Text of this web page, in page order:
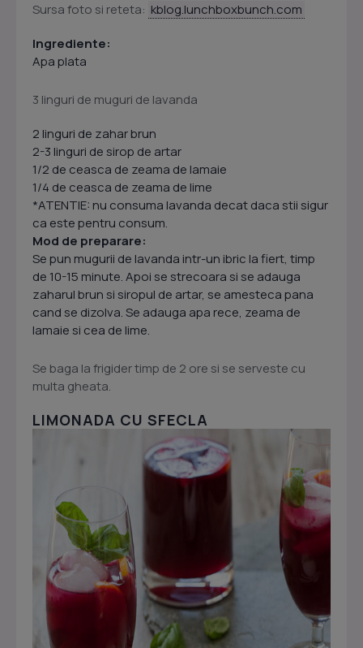
Sursa foto si reteta: kblog.lunchboxbunch.com
Ingrediente:
Apa plata
3 linguri de muguri de lavanda
2 linguri de zahar brun
2-3 linguri de sirop de artar
1/2 de ceasca de zeama de lamaie
1/4 de ceasca de zeama de lime
*ATENTIE: nu consuma lavanda decat daca stii sigur
ca este pentru consum.
Mod de preparare:
Se pun mugurii de lavanda intr-un ibric la fiert, timp
de 10-15 minute. Apoi se strecoara si se adauga
zaharul brun si siropul de artar, se amesteca pana
cand se dizolva. Se adauga apa rece, zeama de
lamaie si cea de lime.
Se baga la frigider timp de 2 ore si se serveste cu
multa gheata.
LIMONADA CU SFECLA